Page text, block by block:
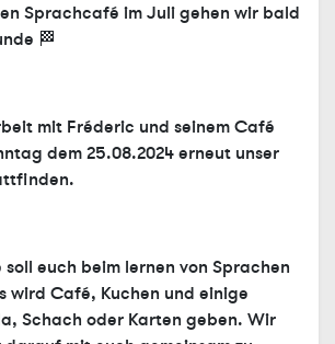
Sprachcafé im Juli gehen wir bald
🏁
mit Fréderic und seinem Café
dem 25.08.2024erneut unser
euch beim lernen von Sprachen
wird Café, Kuchen und einige
Schach oder Karten geben. Wir